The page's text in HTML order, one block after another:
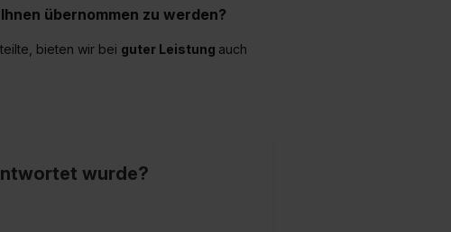
übernommen zu werden?
bieten wir bei guter Leistung auch
wurde?